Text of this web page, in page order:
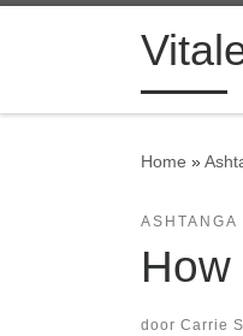
Ga naar inhoud
Home »
ASHTANGA
door Carrie